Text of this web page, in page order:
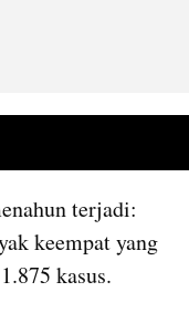
terjadi:
keempat yang
kasus.